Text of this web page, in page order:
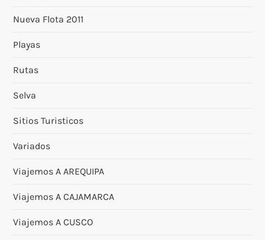
Nueva Flota 2011
Playas
Rutas
Selva
Sitios Turisticos
Variados
Viajemos A AREQUIPA
Viajemos A CAJAMARCA
Viajemos A CUSCO